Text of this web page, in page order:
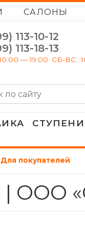
САЛОНЫ
113-10-12
113-18-13
— 19:00 СБ-ВС.:
КАМЕНЬ
МРАМОР
3D
МРАМОР
ATLAS
ITALON
ATLAS
СТУПЕНИ
ATLAS
ITALON
COLISEUM
Для покупателей
| ООО